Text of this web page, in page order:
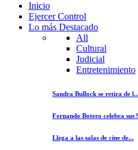
Inicio
Ejercer Control
Lo más Destacado
All
Cultural
Judicial
Entretenimiento
Sandra Bullock se retira de
Fernando Botero celebra sus
Llega a las salas de cine de...